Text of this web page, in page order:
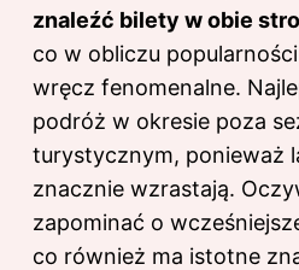
znaleźć bilety w obie
co w obliczu
wręcz fenomenalne.
podróż w okresie poza
turystycznym, ponieważ
znacznie wzrastają.
zapominać o
co również ma istotne